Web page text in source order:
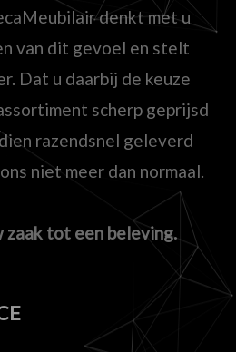
denkt met u
van dit gevoel en stelt
Dat u daarbij de keuze
scherp geprijsd
razendsnel geleverd
niet meer dan normaal.
zaak tot een beleving.